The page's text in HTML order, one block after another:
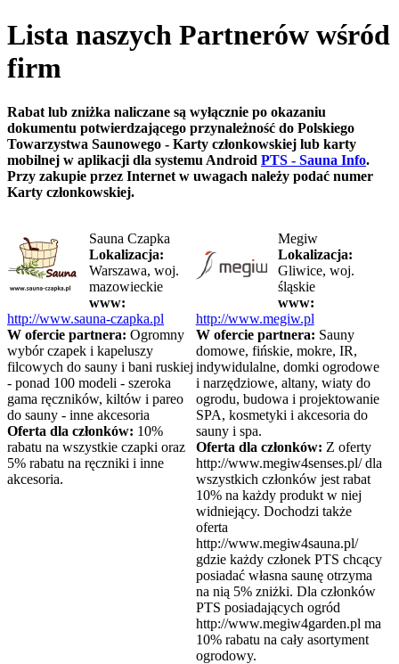
Lista naszych Partnerów wśród
firm
Rabat lub zniżka naliczane są wyłącznie po okazaniu
dokumentu potwierdzającego przynależność do Polskiego
Towarzystwa Saunowego - Karty członkowskiej lub karty
mobilnej w aplikacji dla systemu Android PTS - Sauna Info.
Przy zakupie przez Internet w uwagach należy podać numer
Karty członkowskiej.
Sauna Czapka
Lokalizacja:
Warszawa, woj.
mazowieckie
www:
http://www.sauna-czapka.pl
W ofercie partnera: Ogromny
wybór czapek i kapeluszy
filcowych do sauny i bani ruskiej
- ponad 100 modeli - szeroka
gama ręczników, kiltów i pareo
do sauny - inne akcesoria
Oferta dla członków: 10%
rabatu na wszystkie czapki oraz
5% rabatu na ręczniki i inne
akcesoria.
Megiw
Lokalizacja:
Gliwice, woj.
śląskie
www:
http://www.megiw.pl
W ofercie partnera: Sauny
domowe, fińskie, mokre, IR,
indywidulalne, domki ogrodowe
i narzędziowe, altany, wiaty do
ogrodu, budowa i projektowanie
SPA, kosmetyki i akcesoria do
sauny i spa.
Oferta dla członków: Z oferty
http://www.megiw4senses.pl/ dla
wszystkich członków jest rabat
10% na każdy produkt w niej
widniejący. Dochodzi także
oferta
http://www.megiw4sauna.pl/
gdzie każdy członek PTS chcący
posiadać własna saunę otrzyma
na nią 5% zniżki. Dla członków
PTS posiadających ogród
http://www.megiw4garden.pl ma
10% rabatu na cały asortyment
ogrodowy.